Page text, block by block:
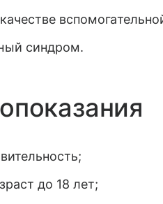
синдром.
до 18 лет;